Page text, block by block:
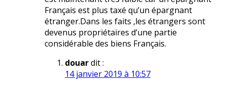
Français est plus taxé qu’un épargnant
étranger.Dans les faits ,les étrangers sont
devenus propriétaires d’une partie
considérable des biens Français.
douardit :
14 janvier 2019 à 10:57